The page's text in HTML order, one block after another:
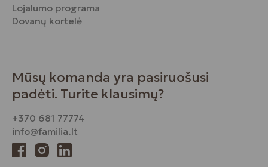
Lojalumo programa
Dovanų kortelė
Mūsų komanda yra pasiruošusi
padėti. Turite klausimų?
+370 681 77774
info@familia.lt